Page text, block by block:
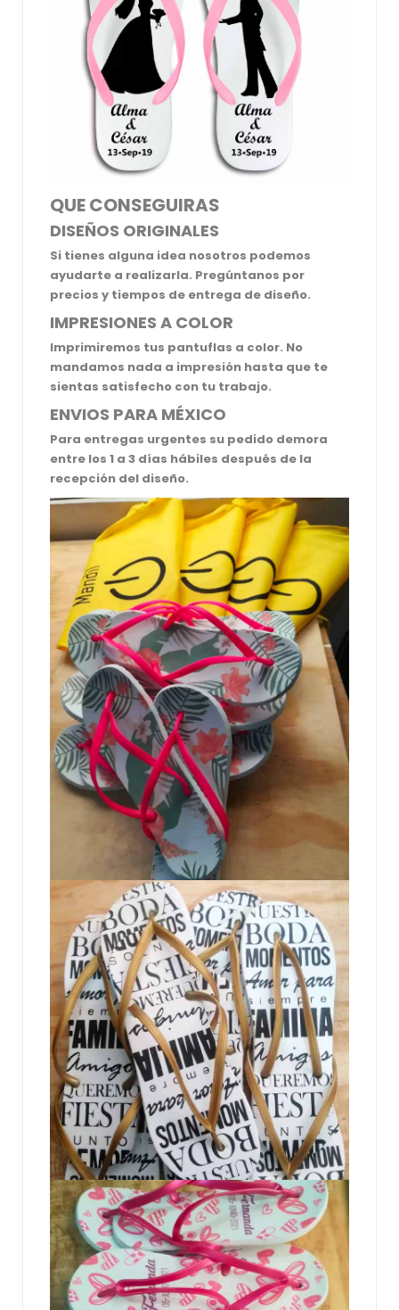
QUE CONSEGUIRAS
DISEÑOS ORIGINALES
Si tienes alguna idea nosotros podemos
ayudarte a realizarla. Pregúntanos por
precios y tiempos de entrega de diseño.
IMPRESIONES A COLOR
Imprimiremos tus pantuflas a color. No
mandamos nada a impresión hasta que te
sientas satisfecho con tu trabajo.
ENVIOS PARA MÉXICO
Para entregas urgentes su pedido demora
entre los 1 a 3 días hábiles después de la
recepción del diseño.